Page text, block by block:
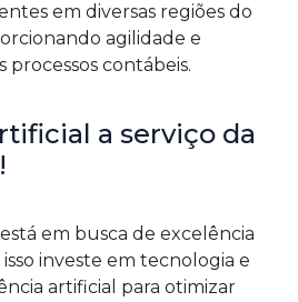
em diversas regiões do
agilidade e
processos contábeis.
a serviço da
em busca de excelência
investe em tecnologia e
artificial para otimizar